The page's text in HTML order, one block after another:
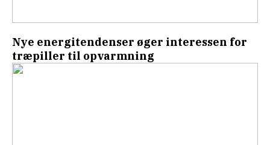
Nye energitendenser øger interessen for
træpiller til opvarmning